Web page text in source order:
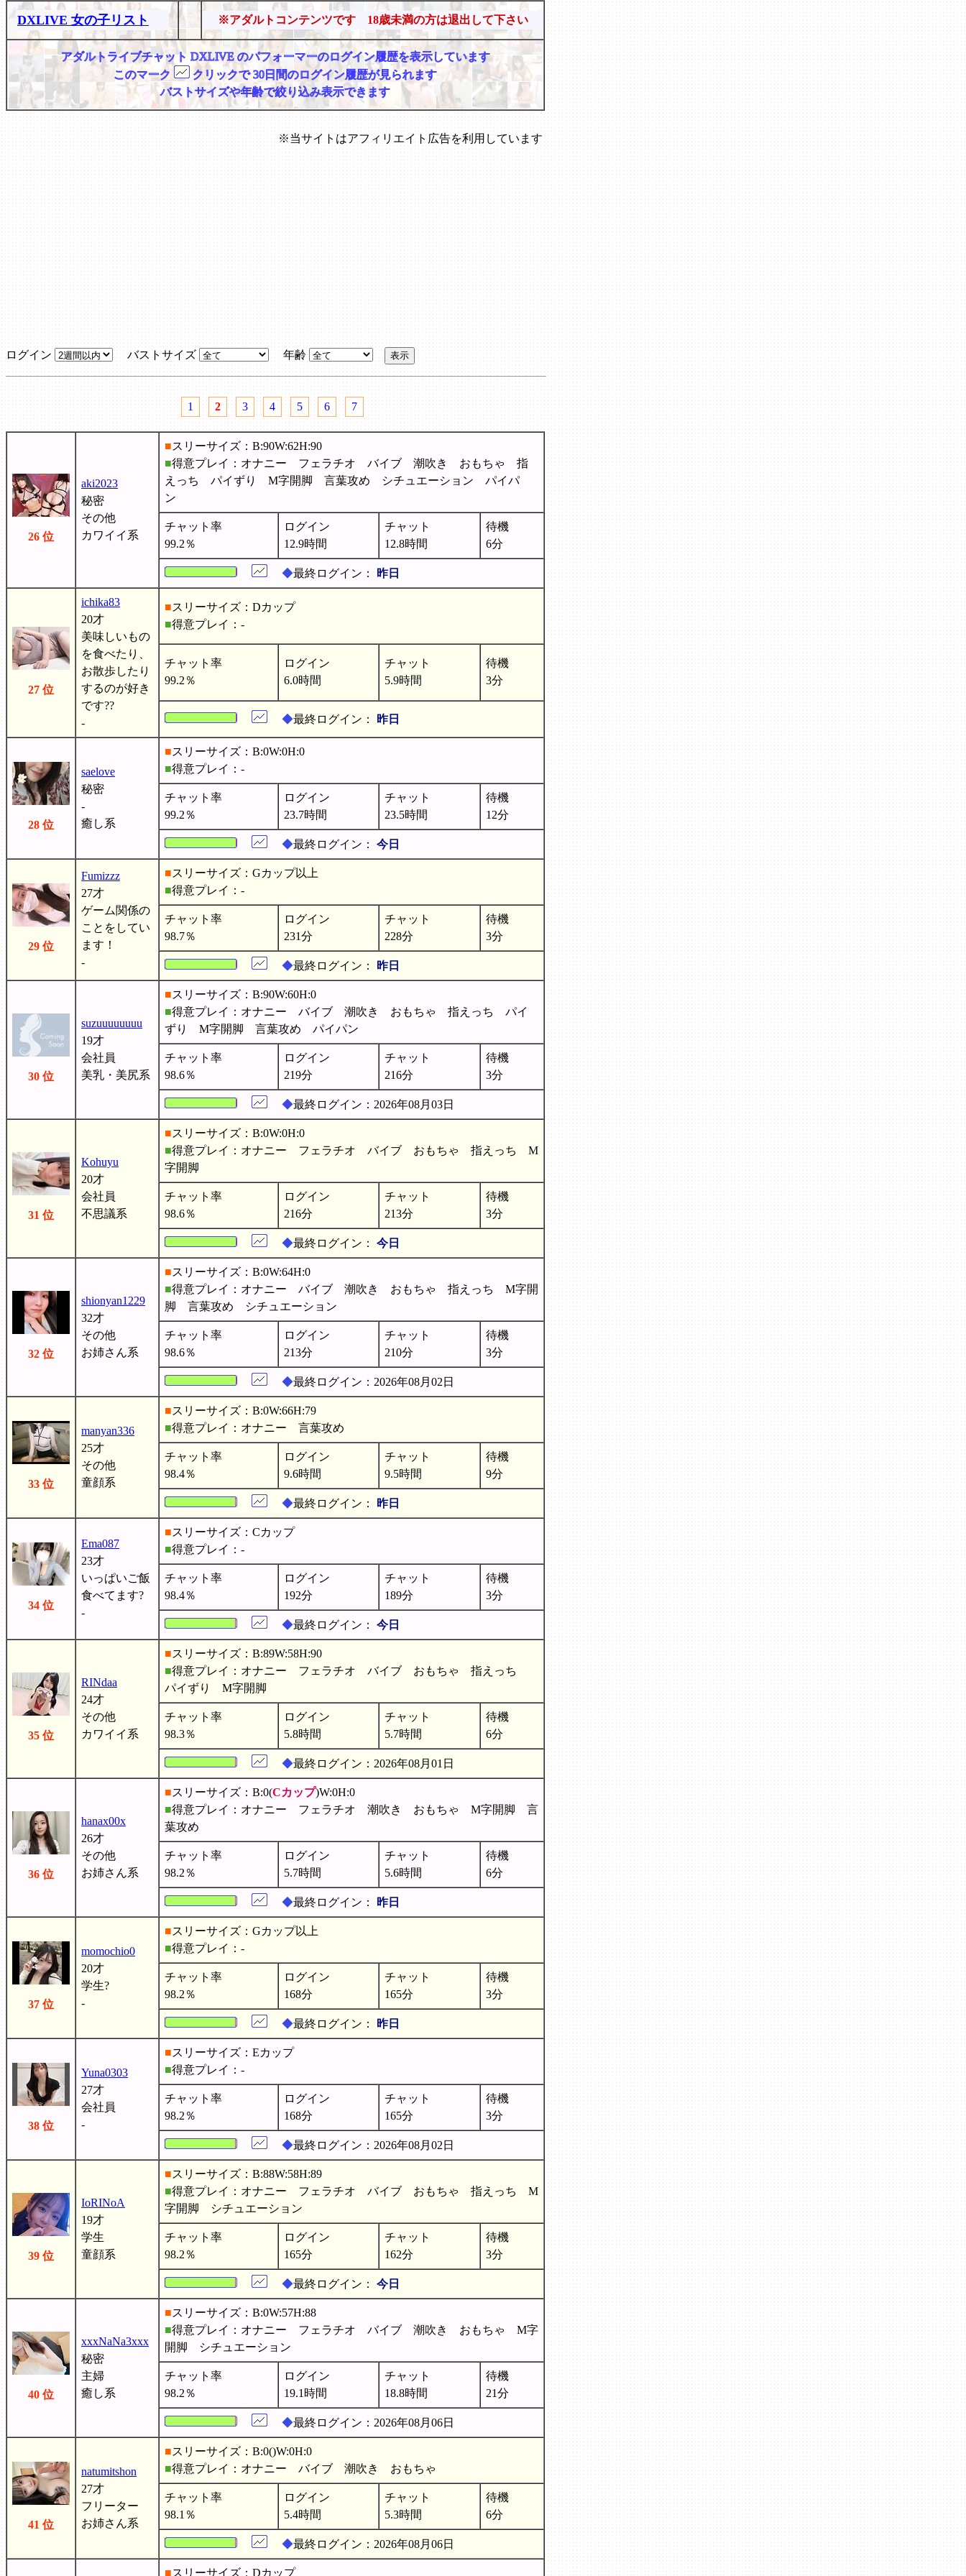
DXLIVE 女の子リスト ※アダルトコンテンツです 18歳未満の方は退出して下さい
アダルトライブチャット DXLIVE のパフォーマーのログイン履歴を表示しています
このマーク
クリックで 30日間のログイン履歴が見られます
バストサイズや年齢で絞り込み表示できます
※当サイトはアフィリエイト広告を利用しています
ログイン バストサイズ 年齢
1 2 3 4 5 6 7
26 位
aki2023
秘密
その他
カワイイ系
■スリーサイズ：B:90W:62H:90
■得意プレイ：オナニー フェラチオ バイブ 潮吹き おもちゃ 指
えっち パイずり M字開脚 言葉攻め シチュエーション パイパ
ン
チャット率
99.2％
ログイン
12.9時間
チャット
12.8時間
待機
6分
◆最終ログイン： 昨日
27 位
ichika83
20才
美味しいもの
を食べたり、
お散歩したり
するのが好き
です??
-
■スリーサイズ：Dカップ
■得意プレイ：-
チャット率
99.2％
ログイン
6.0時間
チャット
5.9時間
待機
3分
◆最終ログイン： 昨日
28 位
saelove
秘密
-
癒し系
■スリーサイズ：B:0W:0H:0
■得意プレイ：-
チャット率
99.2％
ログイン
23.7時間
チャット
23.5時間
待機
12分
◆最終ログイン： 今日
29 位
Fumizzz
27才
ゲーム関係の
ことをしてい
ます！
-
■スリーサイズ：Gカップ以上
■得意プレイ：-
チャット率
98.7％
ログイン
231分
チャット
228分
待機
3分
◆最終ログイン： 昨日
30 位
suzuuuuuuuu
19才
会社員
美乳・美尻系
■スリーサイズ：B:90W:60H:0
■得意プレイ：オナニー バイブ 潮吹き おもちゃ 指えっち パイ
ずり M字開脚 言葉攻め パイパン
チャット率
98.6％
ログイン
219分
チャット
216分
待機
3分
◆最終ログイン：2026年08月03日
31 位
Kohuyu
20才
会社員
不思議系
■スリーサイズ：B:0W:0H:0
■得意プレイ：オナニー フェラチオ バイブ おもちゃ 指えっち M
字開脚
チャット率
98.6％
ログイン
216分
チャット
213分
待機
3分
◆最終ログイン： 今日
32 位
shionyan1229
32才
その他
お姉さん系
■スリーサイズ：B:0W:64H:0
■得意プレイ：オナニー バイブ 潮吹き おもちゃ 指えっち M字開
脚 言葉攻め シチュエーション
チャット率
98.6％
ログイン
213分
チャット
210分
待機
3分
◆最終ログイン：2026年08月02日
33 位
manyan336
25才
その他
童顔系
■スリーサイズ：B:0W:66H:79
■得意プレイ：オナニー 言葉攻め
チャット率
98.4％
ログイン
9.6時間
チャット
9.5時間
待機
9分
◆最終ログイン： 昨日
34 位
Ema087
23才
いっぱいご飯
食べてます?
-
■スリーサイズ：Cカップ
■得意プレイ：-
チャット率
98.4％
ログイン
192分
チャット
189分
待機
3分
◆最終ログイン： 今日
35 位
RINdaa
24才
その他
カワイイ系
■スリーサイズ：B:89W:58H:90
■得意プレイ：オナニー フェラチオ バイブ おもちゃ 指えっち
パイずり M字開脚
チャット率
98.3％
ログイン
5.8時間
チャット
5.7時間
待機
6分
◆最終ログイン：2026年08月01日
36 位
hanax00x
26才
その他
お姉さん系
■スリーサイズ：B:0(Cカップ)W:0H:0
■得意プレイ：オナニー フェラチオ 潮吹き おもちゃ M字開脚 言
葉攻め
チャット率
98.2％
ログイン
5.7時間
チャット
5.6時間
待機
6分
◆最終ログイン： 昨日
37 位
momochio0
20才
学生?
-
■スリーサイズ：Gカップ以上
■得意プレイ：-
チャット率
98.2％
ログイン
168分
チャット
165分
待機
3分
◆最終ログイン： 昨日
38 位
Yuna0303
27才
会社員
-
■スリーサイズ：Eカップ
■得意プレイ：-
チャット率
98.2％
ログイン
168分
チャット
165分
待機
3分
◆最終ログイン：2026年08月02日
39 位
IoRINoA
19才
学生
童顔系
■スリーサイズ：B:88W:58H:89
■得意プレイ：オナニー フェラチオ バイブ おもちゃ 指えっち M
字開脚 シチュエーション
チャット率
98.2％
ログイン
165分
チャット
162分
待機
3分
◆最終ログイン： 今日
40 位
xxxNaNa3xxx
秘密
主婦
癒し系
■スリーサイズ：B:0W:57H:88
■得意プレイ：オナニー フェラチオ バイブ 潮吹き おもちゃ M字
開脚 シチュエーション
チャット率
98.2％
ログイン
19.1時間
チャット
18.8時間
待機
21分
◆最終ログイン：2026年08月06日
41 位
natumitshon
27才
フリーター
お姉さん系
■スリーサイズ：B:0()W:0H:0
■得意プレイ：オナニー バイブ 潮吹き おもちゃ
チャット率
98.1％
ログイン
5.4時間
チャット
5.3時間
待機
6分
◆最終ログイン：2026年08月06日
■スリーサイズ：Dカップ